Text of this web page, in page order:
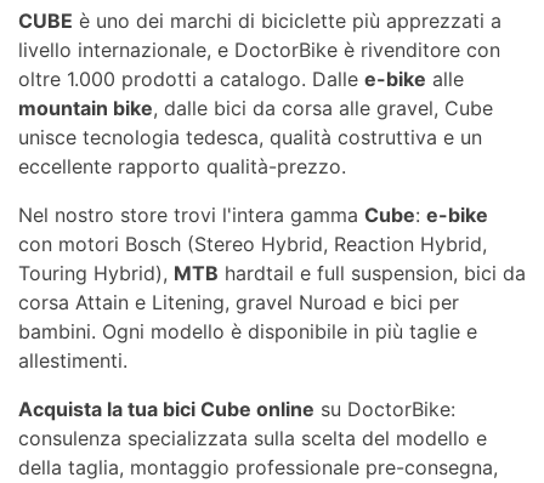
CUBE è uno dei marchi di biciclette più apprezzati a
livello internazionale, e DoctorBike è rivenditore con
oltre 1.000 prodotti a catalogo. Dalle e-bike alle
mountain bike, dalle bici da corsa alle gravel, Cube
unisce tecnologia tedesca, qualità costruttiva e un
eccellente rapporto qualità-prezzo.
Nel nostro store trovi l'intera gamma Cube: e-bike
con motori Bosch (Stereo Hybrid, Reaction Hybrid,
Touring Hybrid), MTB hardtail e full suspension, bici da
corsa Attain e Litening, gravel Nuroad e bici per
bambini. Ogni modello è disponibile in più taglie e
allestimenti.
Acquista la tua bici Cube online su DoctorBike:
consulenza specializzata sulla scelta del modello e
della taglia, montaggio professionale pre-consegna,